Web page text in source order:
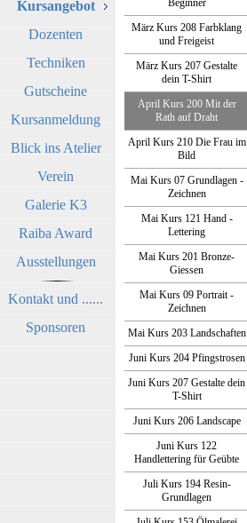
Kursangebot
Dozenten
Techniken
Gutscheine
Kursanmeldung
Blick ins Atelier
Verein
Galerie K3
Raiba Award
Ausstellungen
Kontakt und ......
Sponsoren
Beginner
März Kurs 208 Farbklang
und Freigeist
März Kurs 207 Gestalte
dein T-Shirt
April Kurs 200 Mit der
Rath auf Draht
April Kurs 210 Die Frau im
Bild
Mai Kurs 07 Grundlagen -
Zeichnen
Mai Kurs 121 Hand -
Lettering
Mai Kurs 201 Bronze-
Giessen
Mai Kurs 09 Portrait -
Zeichnen
Mai Kurs 203 Landschaften
Juni Kurs 204 Pfingstrosen
Juni Kurs 207 Gestalte dein
T-Shirt
Juni Kurs 206 Landscape
Juni Kurs 122
Handlettering für Geübte
Juli Kurs 194 Resin-
Grundlagen